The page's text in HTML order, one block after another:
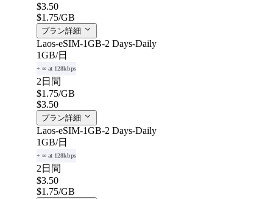
$3.50
$1.75/GB
プラン詳細
Laos-eSIM-1GB-2 Days-Daily
1GB/日
+ ∞ at 128kbps
2日間
$1.75/GB
$3.50
プラン詳細
Laos-eSIM-1GB-2 Days-Daily
1GB/日
+ ∞ at 128kbps
2日間
$3.50
$1.75/GB